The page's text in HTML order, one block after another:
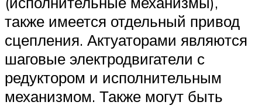
также имеется отдельный привод
сцепления. Актуаторами являются
шаговые электродвигатели с
редуктором и исполнительным
механизмом. Также могут быть